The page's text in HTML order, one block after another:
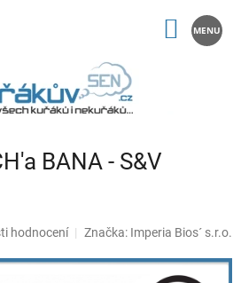
KOŠÍK
BANA - S&V
hodnocení Značka: Imperia Bios´ s.r.o.